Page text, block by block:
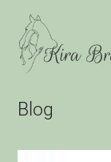
Blog